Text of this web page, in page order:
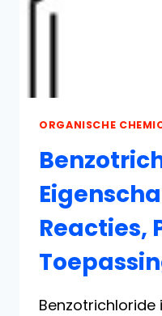
ORGANISCHE
Reacties,